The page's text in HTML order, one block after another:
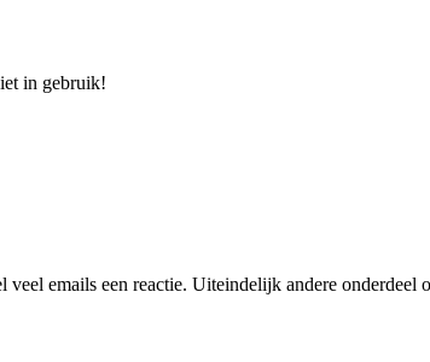
in gebruik!
emails een reactie. Uiteindelijk andere